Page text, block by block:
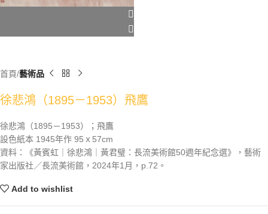
首頁 藝術品
徐悲鴻（1895－1953）飛鷹
徐悲鴻（1895－1953）；飛鷹
設色紙本 1945年作 95ｘ57cm
資料：《黃賓虹｜徐悲鴻｜黃君璧：長流美術館50週年紀念選》，藝術
家出版社／長流美術館，2024年1月，p.72。
Add to wishlist